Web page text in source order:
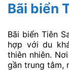
Bãi biển
Bãi biển Tiên
hợp với du
thiên nhiên.
gần trung tâm,